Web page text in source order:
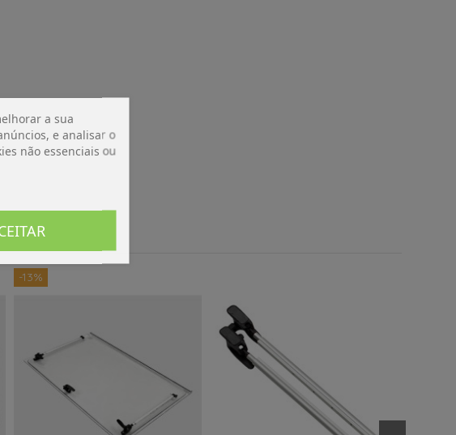
-13%
a sua
e analisar o
não essenciais ou